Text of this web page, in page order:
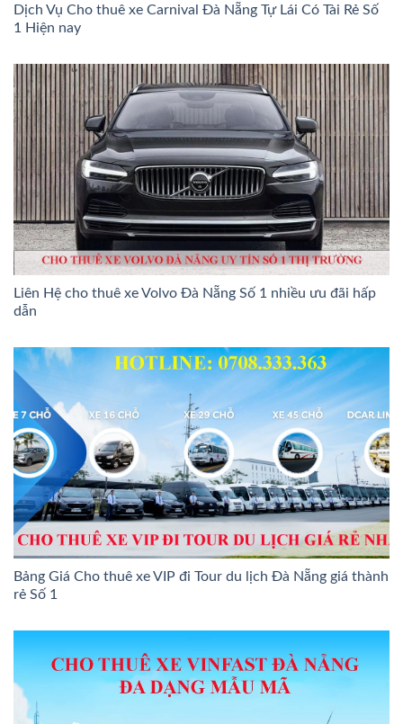
Dịch Vụ Cho thuê xe Carnival Đà Nẵng Tự Lái Có Tài Rẻ Số
1 Hiện nay
Liên Hệ cho thuê xe Volvo Đà Nẵng Số 1 nhiều ưu đãi hấp
dẫn
Bảng Giá Cho thuê xe VIP đi Tour du lịch Đà Nẵng giá thành
rẻ Số 1